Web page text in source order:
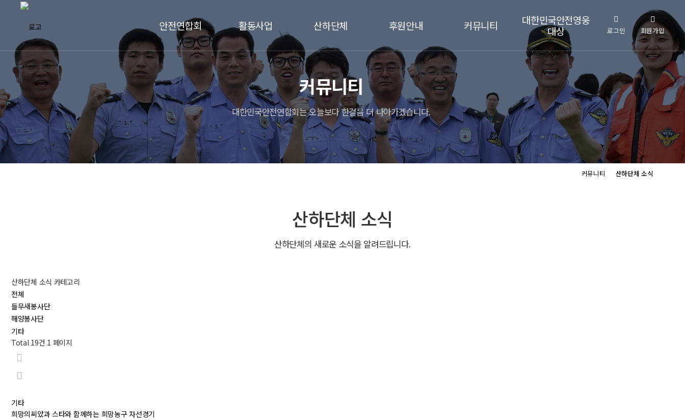
안전연합회
안전연합회 소개
연혁 및 주요활동
안전연합회 위원
조직도
협력단체 및 기관
찾아오시는 길
활동사업
지원사업
후원사업
나눔사업
산하단체
들무새봉사단
해양봉사단
후원안내
후원안내
후원신청하기
커뮤니티
언론보도
자료실
산하단체 소식
경찰소방해경연합뉴
스
대한민국안전영웅
대상
안전영웅대상 공모안
내
안전영웅대상 신청 접
수
로그인 회원가입
커뮤니티 산하단체 소식
커뮤니티
대한민국안전연합회는 오늘보다 한걸음 더 나아가겠습니다.
산하단체 소식
산하단체의 새로운 소식을 알려드립니다.
산하단체 소식 카테고리
전체
들무새봉사단
해양봉사단
기타
Total 19건 1 페이지
기타
희망의씨았과 스타와 함께하는 희망농구 자선경기